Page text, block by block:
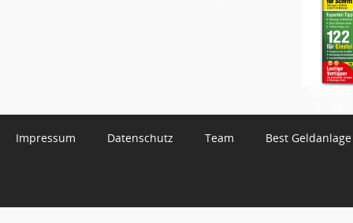
Impressum Datenschutz Team Best Geldanlage